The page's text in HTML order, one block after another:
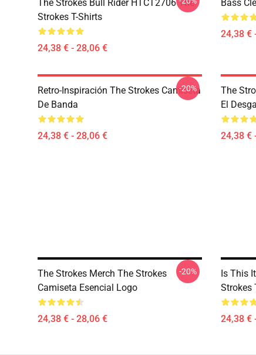
The Strokes Bull Rider HTCT2706 The
Strokes T-Shirts
24,38 € - 28,06 €
Bass
24,38 €
Retro-Inspiración The Strokes Camiseta
De Banda
24,38 € - 28,06 €
-20%
The
El
24,38 €
The Strokes Merch The Strokes
Camiseta Esencial Logo
24,38 € - 28,06 €
-20%
Is This
Strokes
24,38 €